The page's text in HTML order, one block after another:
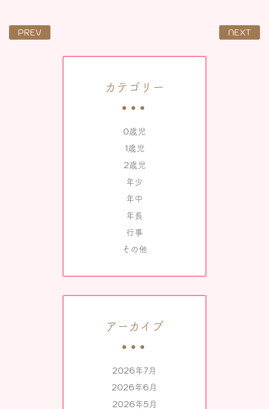
PREV NEXT
カテゴリー
0歳児
1歳児
2歳児
年少
年中
年長
行事
その他
アーカイブ
2026年7月
2026年6月
2026年5月